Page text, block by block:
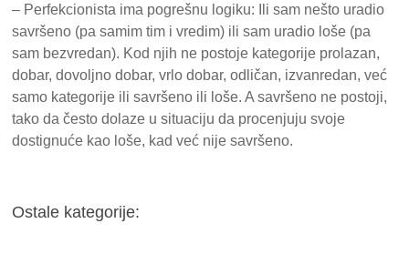
– Perfekcionista ima pogrešnu logiku: Ili sam nešto uradio
savršeno (pa samim tim i vredim) ili sam uradio loše (pa
sam bezvredan). Kod njih ne postoje kategorije prolazan,
dobar, dovoljno dobar, vrlo dobar, odličan, izvanredan, već
samo kategorije ili savršeno ili loše. A savršeno ne postoji,
tako da često dolaze u situaciju da procenjuju svoje
dostignuće kao loše, kad već nije savršeno.
Ostale kategorije: